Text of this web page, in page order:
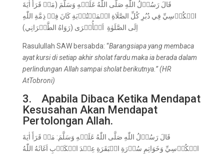
قَالَ رَسُوۡلُ اللّٰهِ صَلَّى اللّٰهُ عَلَيۡهِ وَسَلَّمَ (مَنۡ قَرَأَ اٰيَةَ
الۡكُرۡسِيِّ فِي دُبُرِ كُلِّ الصَّلَاةِ الۡمَكۡتُوۡبَةِ كَانَ فِيۡ ذِمَّةِ اللّٰهِ
اِلَى الصَّلَوٰةِ اَلۡأُخۡرَى (رَوَاهُ الطَّبۡرَانِي)
Rasulullah SAW bersabda: “Barangsiapa yang membaca
ayat kursi di setiap akhir sholat fardu maka ia berada dalam
perlindungan Allah sampai sholat berikutnya. ” (HR
AtTobroni)
3. Apabila Dibaca Ketika Mendapat
Kesusahan Akan Mendapat
Pertolongan Allah.
قَالَ رَسُوۡلُ اللّٰهِ صَلَّى اللّٰهُ عَلَيۡهِ وَسَلَّمَ: مَنۡ قَرَأَ اٰيَةَ
الۡكُرۡسِيِّ وَخَوَاتِمِ سُوۡرَةِ الۡبَقَرَةِ عِنۡدَ الۡكَرۡبِ اَغَاثَهُ اللّٰهُ